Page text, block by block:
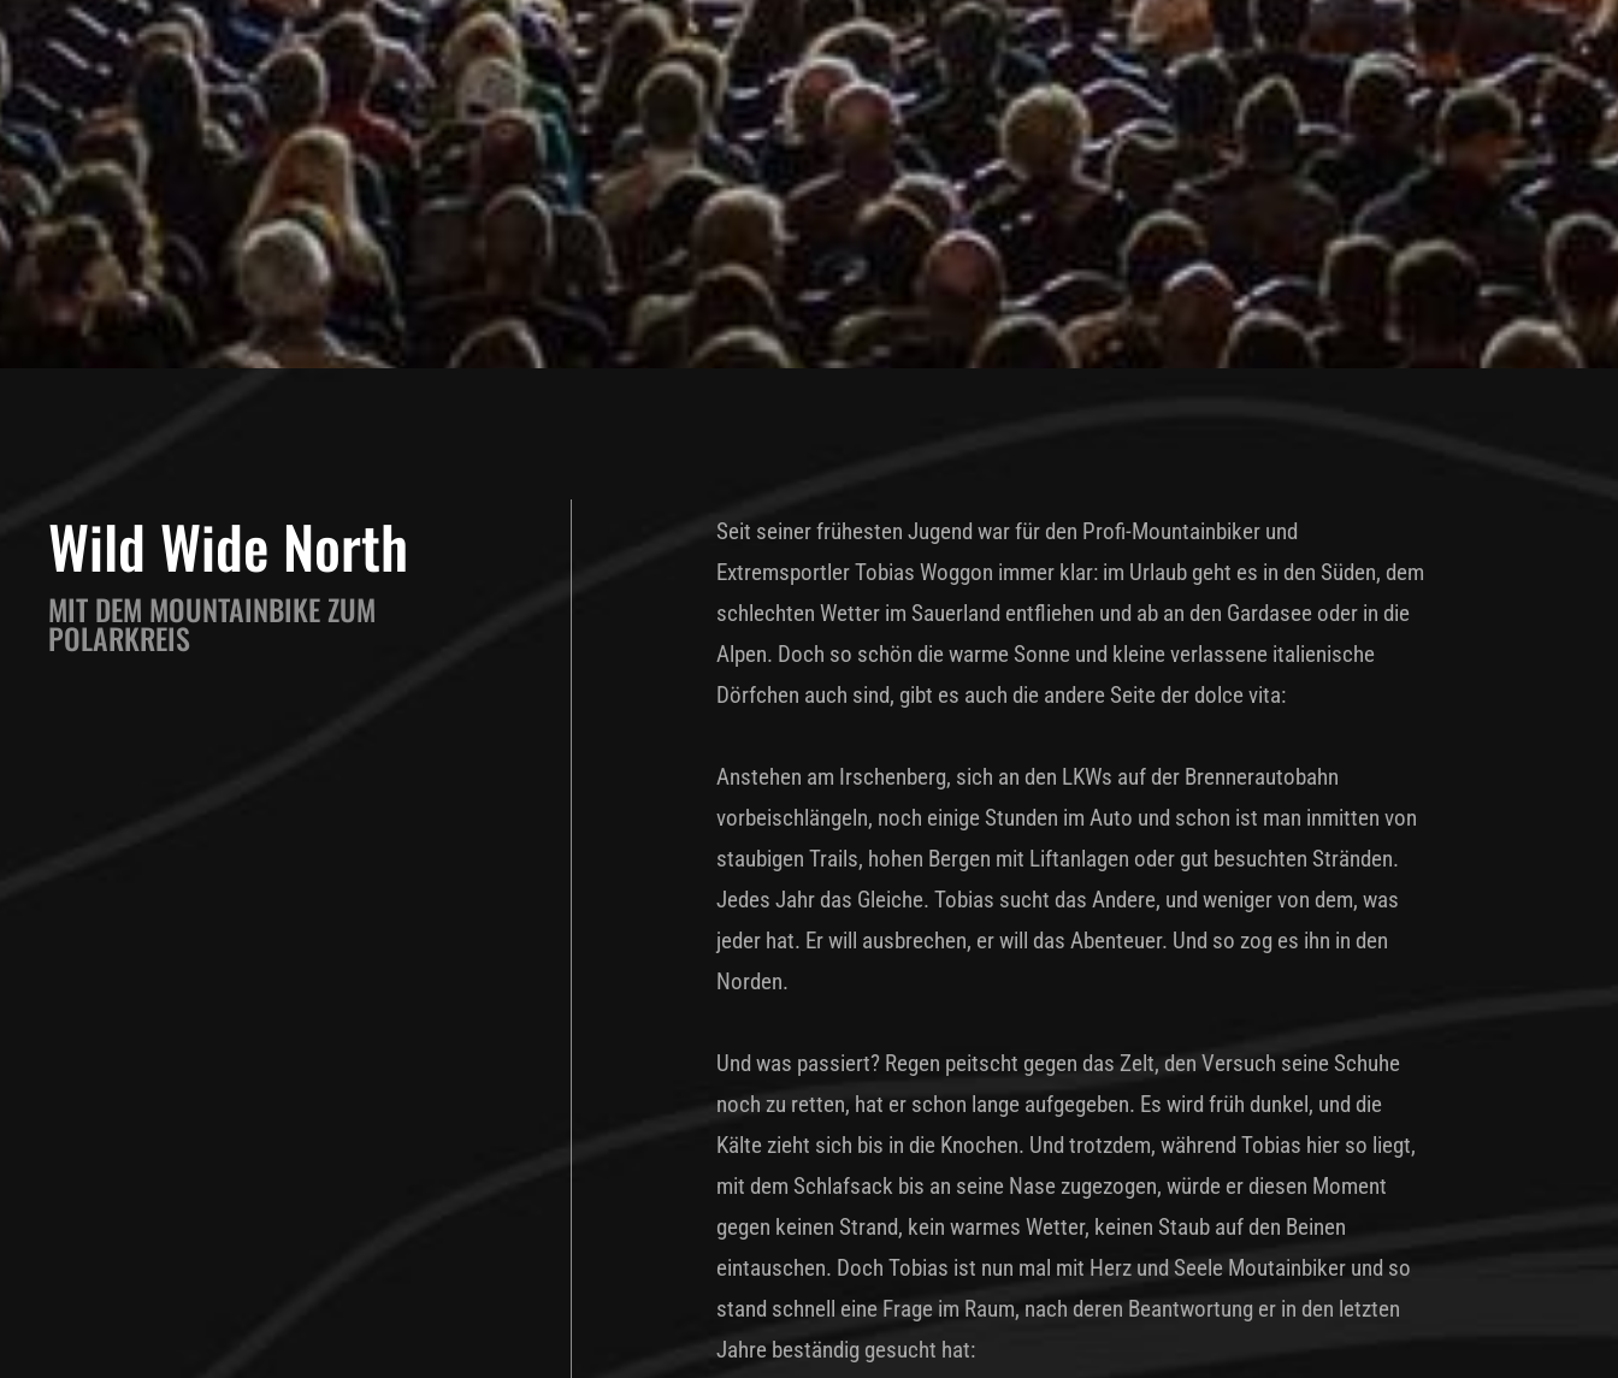
Wild Wide North
MIT DEM MOUNTAINBIKE ZUM
POLARKREIS
Seit seiner frühesten Jugend war für den Profi-Mountainbiker und
Extremsportler Tobias Woggon immer klar: im Urlaub geht es in den Süden, dem
schlechten Wetter im Sauerland entfliehen und ab an den Gardasee oder in die
Alpen. Doch so schön die warme Sonne und kleine verlassene italienische
Dörfchen auch sind, gibt es auch die andere Seite der dolce vita:
Anstehen am Irschenberg, sich an den LKWs auf der Brennerautobahn
vorbeischlängeln, noch einige Stunden im Auto und schon ist man inmitten von
staubigen Trails, hohen Bergen mit Liftanlagen oder gut besuchten Stränden.
Jedes Jahr das Gleiche. Tobias sucht das Andere, und weniger von dem, was
jeder hat. Er will ausbrechen, er will das Abenteuer. Und so zog es ihn in den
Norden.
Und was passiert? Regen peitscht gegen das Zelt, den Versuch seine Schuhe
noch zu retten, hat er schon lange aufgegeben. Es wird früh dunkel, und die
Kälte zieht sich bis in die Knochen. Und trotzdem, während Tobias hier so liegt,
mit dem Schlafsack bis an seine Nase zugezogen, würde er diesen Moment
gegen keinen Strand, kein warmes Wetter, keinen Staub auf den Beinen
eintauschen. Doch Tobias ist nun mal mit Herz und Seele Moutainbiker und so
stand schnell eine Frage im Raum, nach deren Beantwortung er in den letzten
Jahre beständig gesucht hat: